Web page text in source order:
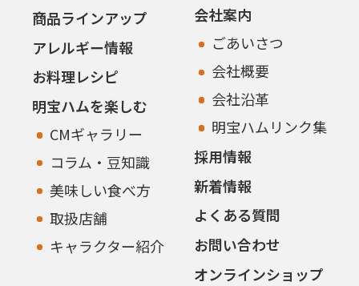
商品ラインアップ
アレルギー情報
お料理レシピ
明宝ハムを楽しむ
CMギャラリー
コラム・豆知識
美味しい食べ方
取扱店舗
キャラクター紹介
会社案内
ごあいさつ
会社概要
会社沿革
明宝ハムリンク集
採用情報
新着情報
よくある質問
お問い合わせ
オンラインショップ